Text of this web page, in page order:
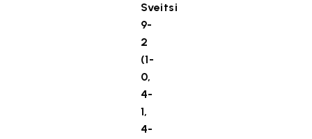
Sveitsi
9-
2
(1-
0,
4-
1,
4-